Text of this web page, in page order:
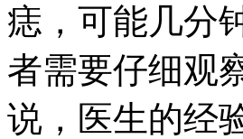
痣，可能几分
者需要仔细观
说，医生的经